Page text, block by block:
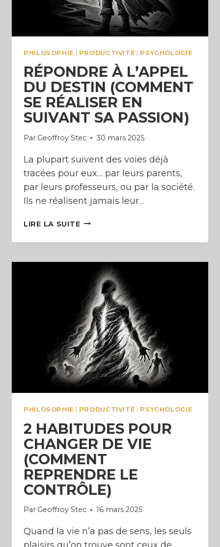
PHILOSOPHIE | PRODUCTIVITÉ | PSYCHOLOGIE
RÉPONDRE À L’APPEL
DU DESTIN (COMMENT
SE RÉALISER EN
SUIVANT SA PASSION)
Par Geoffroy Stec 30 mars 2025
La plupart suivent des voies déjà
tracées pour eux… par leurs parents,
par leurs professeurs, ou par la société.
Ils ne réalisent jamais leur…
LIRE LA SUITERÉPONDRE
L’APPEL
DESTIN
(COMMENT
SE
RÉALISER
EN
SUIVANT
SA
PASSION)
PHILOSOPHIE PRODUCTIVITÉ PSYCHOLOGIE
2 HABITUDES POUR
CHANGER DE VIE
(COMMENT
REPRENDRE LE
CONTRÔLE)
Par Geoffroy Stec 16 mars 2025
Quand la vie n’a pas de sens, les seuls